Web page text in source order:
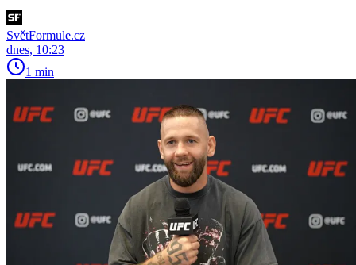
SvětFormule.cz
dnes, 10:23
1 min